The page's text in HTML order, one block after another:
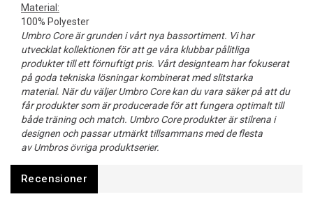
Material:
100% Polyester
Umbro Core är grunden i vårt nya bassortiment. Vi har
utvecklat kollektionen för att ge våra klubbar pålitliga
produkter till ett förnuftigt pris. Vårt designteam har fokuserat
på goda tekniska lösningar kombinerat med slitstarka
material. När du väljer Umbro Core kan du vara säker på att du
får produkter som är producerade för att fungera optimalt till
både träning och match. Umbro Core produkter är stilrena i
designen och passar utmärkt tillsammans med de flesta
av Umbros övriga produktserier.
Recensioner